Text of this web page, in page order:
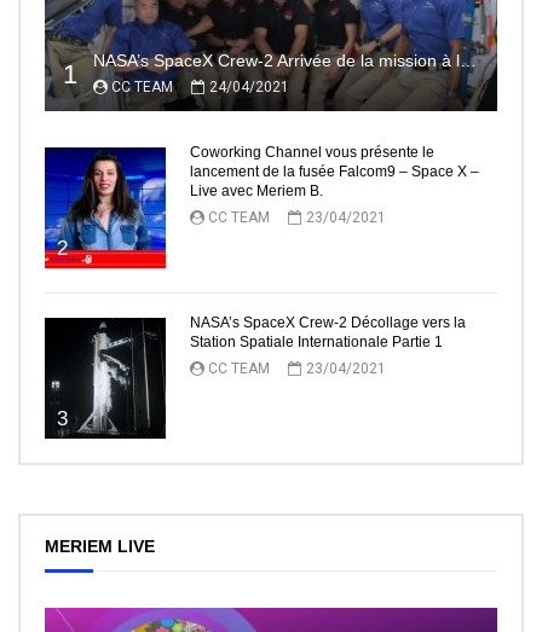
1 NASA’s SpaceX Crew-2 Arrivée de la mission à la Station Spatiale Internationale Partie2
CC TEAM 24/04/2021
2
Coworking Channel vous présente le
lancement de la fusée Falcom9 – Space X –
Live avec Meriem B.
CC TEAM
23/04/2021
3
NASA’s SpaceX Crew-2 Décollage vers la
Station Spatiale Internationale Partie 1
CC TEAM
23/04/2021
MERIEM LIVE